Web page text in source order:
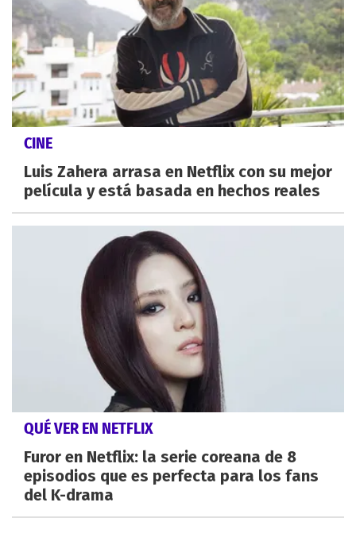
CINE
Luis Zahera arrasa en Netflix con su mejor
película y está basada en hechos reales
QUÉ VER EN NETFLIX
Furor en Netflix: la serie coreana de 8
episodios que es perfecta para los fans
del K-drama